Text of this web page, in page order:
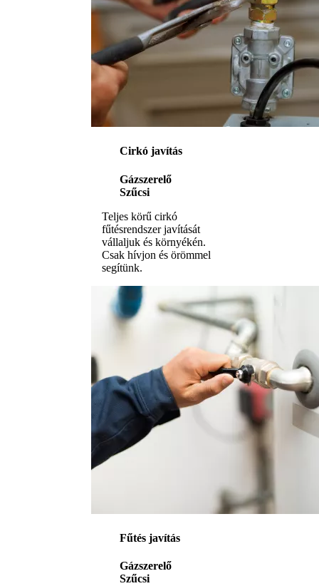
Cirkó javítás
Gázszerelő
Szűcsi
Teljes körű cirkó
fűtésrendszer javítását
vállaljuk és környékén.
Csak hívjon és örömmel
segítünk.
Fűtés javítás
Gázszerelő
Szűcsi